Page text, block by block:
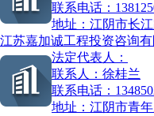
联系电话：
地址： 江阴市长
江苏嘉加诚工程投资咨询
法定代表人：
联系人： 徐桂兰
联系电话：
地址： 江阴市青